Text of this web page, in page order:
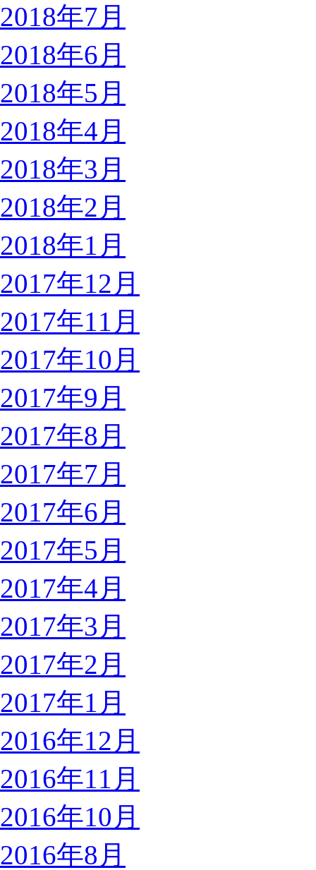
2018年7月
2018年6月
2018年5月
2018年4月
2018年3月
2018年2月
2018年1月
2017年12月
2017年11月
2017年10月
2017年9月
2017年8月
2017年7月
2017年6月
2017年5月
2017年4月
2017年3月
2017年2月
2017年1月
2016年12月
2016年11月
2016年10月
2016年8月